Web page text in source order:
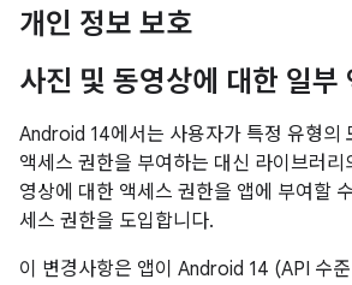
개인 정보 보호
사진 및 동영상에 대한 일부
Android 14에서는 사용자가 특정 유형의
액세스 권한을 부여하는 대신 라이브러리
영상에 대한 액세스 권한을 앱에 부여할
세스 권한을 도입합니다.
이 변경사항은 앱이 Android 14 (API 수